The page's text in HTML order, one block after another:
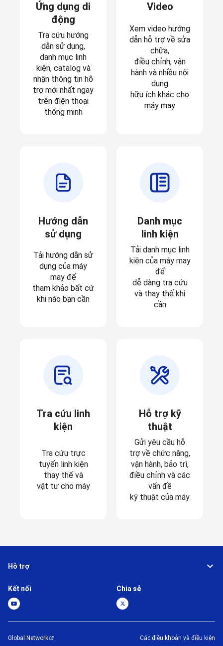
Ứng dụng di
động
Tra cứu hướng
dẫn sử dụng,
danh mục linh
kiện, catalog và
nhận thông tin hỗ
trợ mới nhất ngay
trên điện thoại
thông minh
Video
Xem video hướng
dẫn hỗ trợ về sửa
chữa,
điều chỉnh, vận
hành và nhiều nội
dung
hữu ích khác cho
máy may
Hướng dẫn
sử dụng
Tải hướng dẫn sử
dụng của máy
may để
tham khảo bất cứ
khi nào bạn cần
Danh mục
linh kiện
Tải danh mục linh
kiện của máy may
để
dễ dàng tra cứu
và thay thế khi
cần
Tra cứu linh
kiện
Tra cứu trực
tuyến linh kiện
thay thế và
vật tư cho máy
Hỗ trợ kỹ
thuật
Gửi yêu cầu hỗ
trợ về chức năng,
vận hành, bảo trì,
điều chỉnh và các
vấn đề
kỹ thuật của máy
Hỗ trợ
Kết nối Chia sẻ
Global Network Các điều khoản và điều kiện